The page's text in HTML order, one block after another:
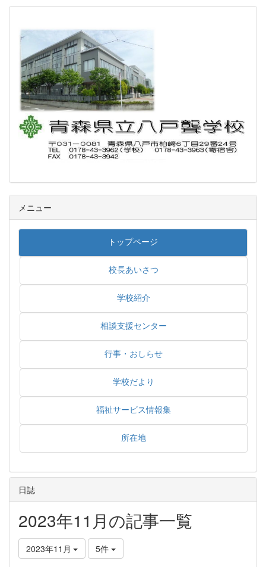
メニュー
トップページ
校長あいさつ
学校紹介
相談支援センター
行事・おしらせ
学校だより
福祉サービス情報集
所在地
日誌
2023年11月の記事一覧
2023年11月 5件